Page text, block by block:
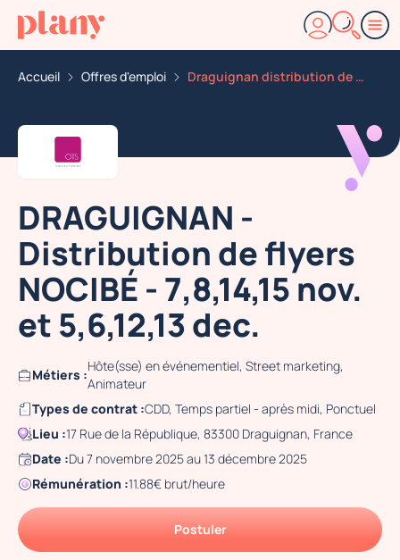
Accueil Offres d'emploi Draguignan distribution de flyers nocibe 7 8 14 15 nov
DRAGUIGNAN -
Distribution de flyers
NOCIBÉ - 7,8,14,15 nov.
et 5,6,12,13 dec.
Métiers :
Hôte(sse) en événementiel, Street marketing,
Animateur
Types de contrat :CDD, Temps partiel - après midi, Ponctuel
Lieu :17 Rue de la République, 83300 Draguignan, France
Date :Du 7 novembre 2025 au 13 décembre 2025
Rémunération :11.88€ brut/heure
Postuler